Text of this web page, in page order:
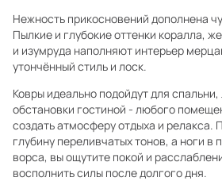
Нежность прикосновений дополнена
Пылкие и глубокие оттенки коралла,
и изумруда наполняют интерьер
утончённый стиль и лоск.
Ковры идеально подойдут для
обстановки гостиной - любого
создать атмосферу отдыха и релакса.
глубину переливчатых тонов, а ноги в
ворса, вы ощутите покой и
восполнить силы после долгого дня.